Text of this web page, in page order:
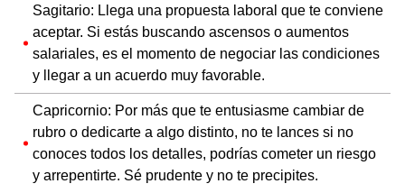
Sagitario: Llega una propuesta laboral que te conviene
aceptar. Si estás buscando ascensos o aumentos
salariales, es el momento de negociar las condiciones
y llegar a un acuerdo muy favorable.
Capricornio: Por más que te entusiasme cambiar de
rubro o dedicarte a algo distinto, no te lances si no
conoces todos los detalles, podrías cometer un riesgo
y arrepentirte. Sé prudente y no te precipites.